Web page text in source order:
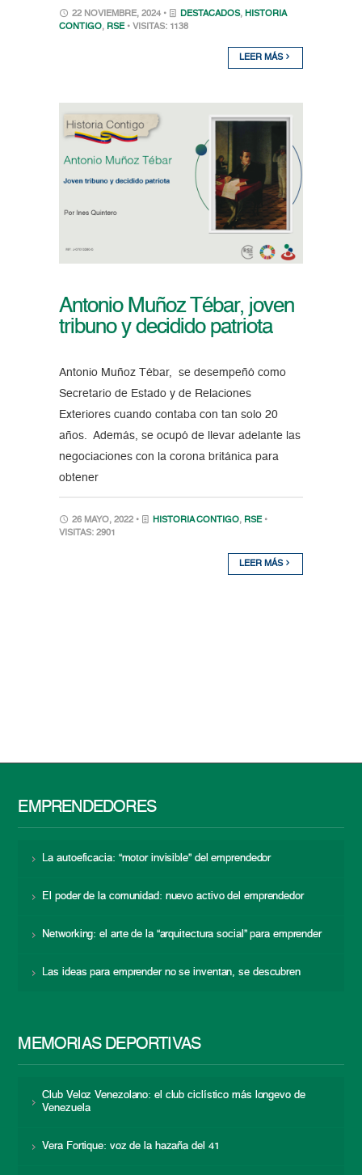
22 NOVIEMBRE, 2024 • DESTACADOS, HISTORIA
CONTIGO, RSE • VISITAS: 1138
LEER MÁS
Antonio Muñoz Tébar, joven
tribuno y decidido patriota
Antonio Muñoz Tébar, se desempeñó como
Secretario de Estado y de Relaciones
Exteriores cuando contaba con tan solo 20
años. Además, se ocupó de llevar adelante las
negociaciones con la corona británica para
obtener
26 MAYO, 2022 • HISTORIA CONTIGO, RSE •
VISITAS: 2901
LEER MÁS
EMPRENDEDORES
La autoeficacia: “motor invisible” del emprendedor
El poder de la comunidad: nuevo activo del emprendedor
Networking: el arte de la “arquitectura social” para emprender
Las ideas para emprender no se inventan, se descubren
MEMORIAS DEPORTIVAS
Club Veloz Venezolano: el club ciclístico más longevo de
Venezuela
Vera Fortique: voz de la hazaña del 41